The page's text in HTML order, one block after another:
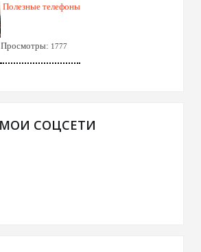
Полезные телефоны
Просмотры: 1777
МОИ СОЦСЕТИ